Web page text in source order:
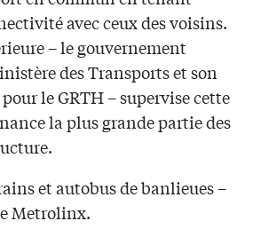
avec ceux des voisins.
– le gouvernement
des Transports et son
le GRTH – supervise cette
la plus grande partie des
et autobus de banlieues –
Metrolinx.